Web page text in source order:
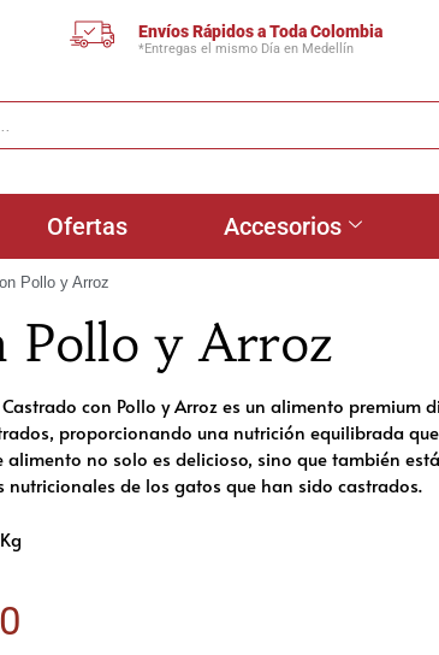
Envíos Rápidos a Toda Colombia
*Entregas el mismo Día en Medellín
Ofertas Accesorios
Pollo y Arroz
Pollo y Arroz
con Pollo y Arroz es un alimento premium
proporcionando una nutrición equilibrada
alimento no solo es delicioso, sino que también
nutricionales de los gatos que han sido castrados.